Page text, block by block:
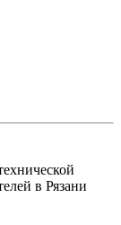
в Рязани